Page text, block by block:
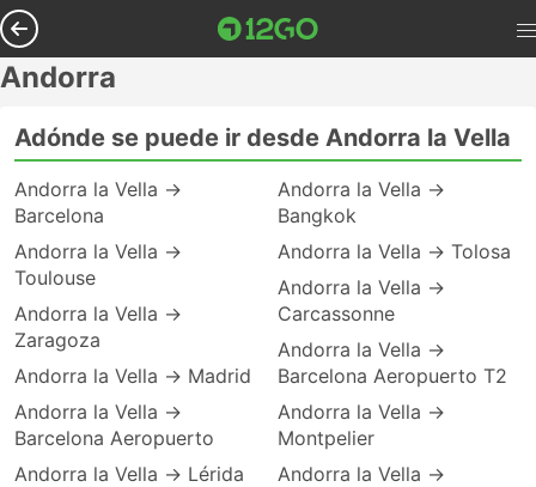
Andorra
Adónde se puede ir desde Andorra la Vella
Andorra la Vella →
Barcelona
Andorra la Vella →
Toulouse
Andorra la Vella →
Zaragoza
Andorra la Vella → Madrid
Andorra la Vella →
Barcelona Aeropuerto
Andorra la Vella → Lérida
Andorra la Vella →
Bangkok
Andorra la Vella → Tolosa
Andorra la Vella →
Carcassonne
Andorra la Vella →
Barcelona Aeropuerto T2
Andorra la Vella →
Montpelier
Andorra la Vella →